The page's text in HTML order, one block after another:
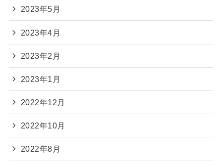
2023年5月
2023年4月
2023年2月
2023年1月
2022年12月
2022年10月
2022年8月